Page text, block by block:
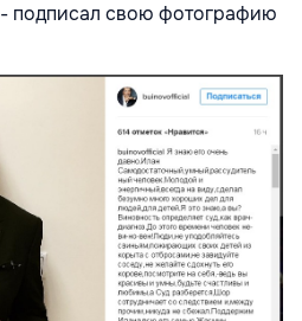
подписал свою фотографию